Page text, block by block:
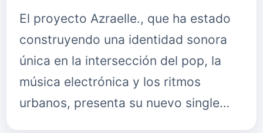
El proyecto Azraelle., que ha estado
construyendo una identidad sonora
única en la intersección del pop, la
música electrónica y los ritmos
urbanos, presenta su nuevo single